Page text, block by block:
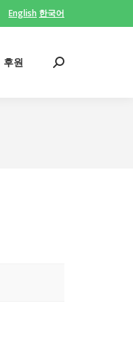
English 한국어
후원 Search:
후원